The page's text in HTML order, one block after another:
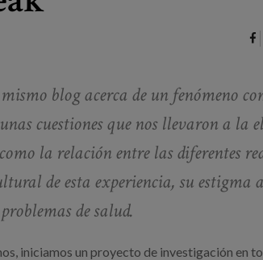
blog acerca de un fenómeno
cuestiones que nos llevaron a la
la relación entre las diferentes
de esta experiencia, su estigma
de salud.
iniciamos un proyecto de investigación en